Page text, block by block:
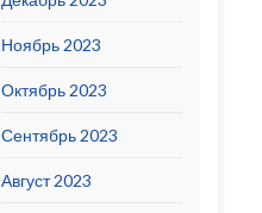
Ноябрь 2023
Октябрь 2023
Сентябрь 2023
Август 2023